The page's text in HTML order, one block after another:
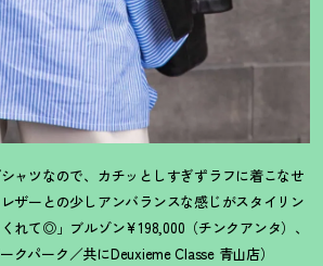
シャツなので、カチッとしすぎずラフに着こなせ
ザーとの少しアンバランスな感じがスタイリン
れて◎」ブルゾン¥198,000（チンクアンタ）、
クパーク／共にDeuxieme Classe 青山店）